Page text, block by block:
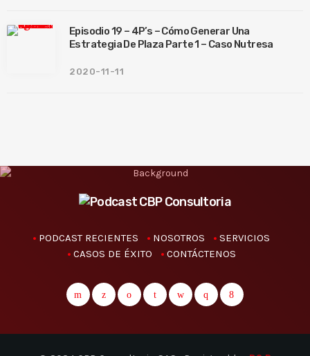
Episodio 19 – 4P’s – Cómo Generar Una
Estrategia De Plaza Parte 1 – Caso Nutresa
2020-11-11
PODCAST RECIENTES NOSOTROS
SERVICIOS
CASOS DE ÉXITO
CONTÁCTENOS